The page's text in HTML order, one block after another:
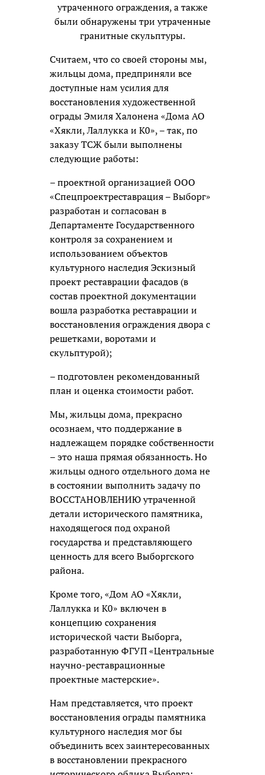
утраченного ограждения, а также
были обнаружены три утраченные
гранитные скульптуры.
Считаем, что со своей стороны мы,
жильцы дома, предприняли все
доступные нам усилия для
восстановления художественной
ограды Эмиля Халонена «Дома АО
«Хякли, Лаллукка и К0», – так, по
заказу ТСЖ были выполнены
следующие работы:
– проектной организацией ООО
«Спецпроектреставрация – Выборг»
разработан и согласован в
Департаменте Государственного
контроля за сохранением и
использованием объектов
культурного наследия Эскизный
проект реставрации фасадов (в
состав проектной документации
вошла разработка реставрации и
восстановления ограждения двора с
решетками, воротами и
скульптурой);
– подготовлен рекомендованный
план и оценка стоимости работ.
Мы, жильцы дома, прекрасно
осознаем, что поддержание в
надлежащем порядке собственности
– это наша прямая обязанность. Но
жильцы одного отдельного дома не
в состоянии выполнить задачу по
ВОССТАНОВЛЕНИЮ утраченной
детали исторического памятника,
находящегося под охраной
государства и представляющего
ценность для всего Выборгского
района.
Кроме того, «Дом АО «Хякли,
Лаллукка и К0» включен в
концепцию сохранения
исторической части Выборга,
разработанную ФГУП «Центральные
научно-реставрационные
проектные мастерские».
Нам представляется, что проект
восстановления ограды памятника
культурного наследия мог бы
объединить всех заинтересованных
в восстановлении прекрасного